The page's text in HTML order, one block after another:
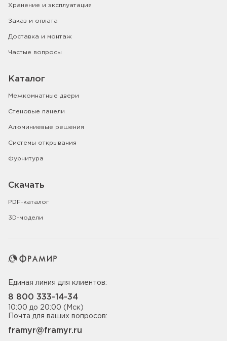
Хранение и эксплуатация
Заказ и оплата
Доставка и монтаж
Частые вопросы
Каталог
Межкомнатные двери
Стеновые панели
Алюминиевые решения
Системы открывания
Фурнитура
Скачать
PDF-каталог
3D-модели
Единая линия для клиентов:
8 800 333-14-34
10:00 до 20:00 (Мск)
Почта для ваших вопросов:
framyr@framyr.ru